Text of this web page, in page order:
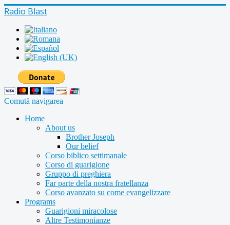
Radio Blast
Comută navigarea
Home
About us
Brother Joseph
Our belief
Corso biblico settimanale
Corso di guarigione
Gruppo di preghiera
Far parte della nostra fratellanza
Corso avanzato su come evangelizzare
Programs
Guarigioni miracolose
Altre Testimonianze